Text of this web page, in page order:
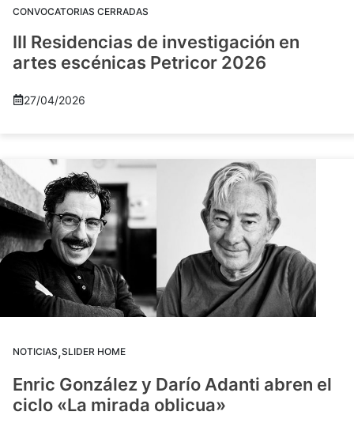
CONVOCATORIAS CERRADAS
III Residencias de investigación en
artes escénicas Petricor 2026
27/04/2026
NOTICIAS,SLIDER HOME
Enric González y Darío Adanti abren el
ciclo «La mirada oblicua»